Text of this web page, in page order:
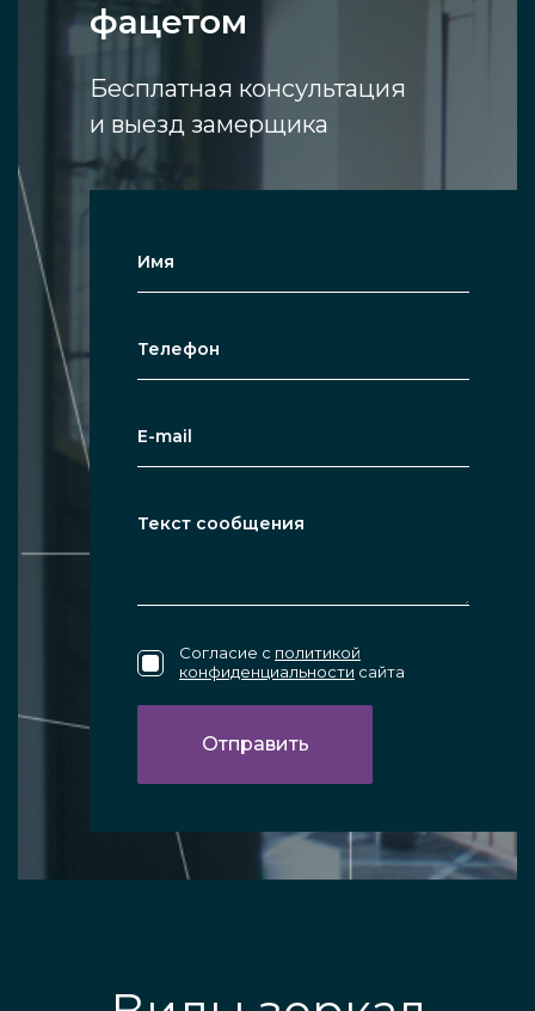
фацетом
Бесплатная консультация
и выезд замерщика
Согласие с политикой
конфиденциальности сайта